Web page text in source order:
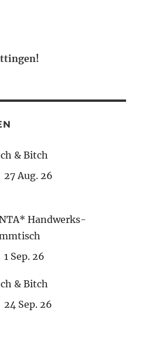
& Bitch
27 Aug. 26
Handwerks-
1 Sep. 26
& Bitch
24 Sep. 26